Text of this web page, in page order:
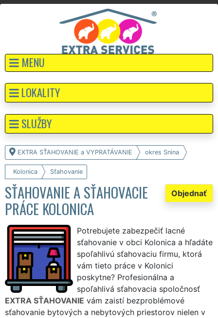
MENU
EXTRA SŤAHOVANIE a VYPRATÁVANIE okres Snina
Kolonica Sťahovanie
Objednať
SŤAHOVANIE A SŤAHOVACIE
PRÁCE KOLONICA
Potrebujete zabezpečiť lacné
sťahovanie v obci Kolonica a hľadáte
spoľahlivú sťahovaciu firmu, ktorá
vám tieto práce v Kolonici
poskytne? Profesionálna a
spoľahlivá sťahovacia spoločnosť
EXTRA SŤAHOVANIE vám zaistí bezproblémové
sťahovanie bytových a nebytových priestorov nielen v
LOKALITY
SLUŽBY